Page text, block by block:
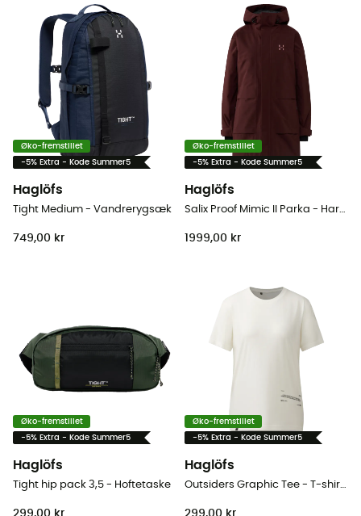
Øko-fremstillet
-5% Extra - Kode Summer5
Haglöfs
Tight Medium - Vandrerygsæk
749,00 kr
Øko-fremstillet
-5% Extra - Kode Summer5
Haglöfs
Salix Proof Mimic II Parka - Hardshell jakke - Damer
1999,00 kr
Øko-fremstillet
-5% Extra - Kode Summer5
Haglöfs
Tight hip pack 3,5 - Hoftetaske
299,00 kr
Øko-fremstillet
-5% Extra - Kode Summer5
Haglöfs
Outsiders Graphic Tee - T-shirt - Damer
299,00 kr